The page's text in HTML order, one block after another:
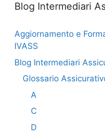
Blog Intermediari
Aggiornamento e
IVASS
Blog Intermediari
Glossario
A
C
D